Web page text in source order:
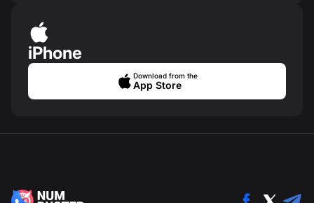
iPhone
Download from the
App Store